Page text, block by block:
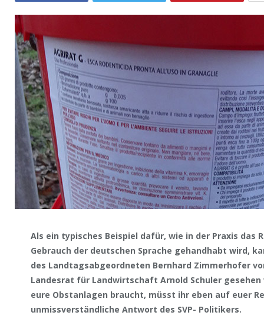
Als ein typisches Beispiel dafür, wie in der Praxis das
Gebrauch der deutschen Sprache gehandhabt wird,
des Landtagsabgeordneten Bernhard Zimmerhofer
Landesrat für Landwirtschaft Arnold Schuler
eure Obstanlagen braucht, müsst ihr eben auf euer
unmissverständliche Antwort des SVP- Politikers.